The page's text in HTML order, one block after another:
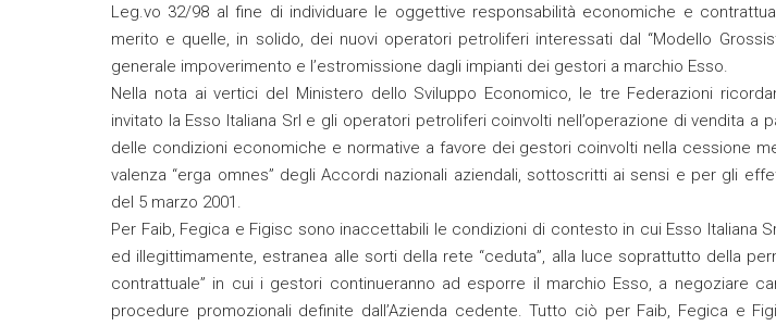
Leg.vo 32/98 al fine di individuare le oggettive responsabilità economiche e
merito e quelle, in solido, dei nuovi operatori petroliferi interessati dal “Modello
generale impoverimento e l’estromissione dagli impianti dei gestori a marchio Esso.
Nella nota ai vertici del Ministero dello Sviluppo Economico, le tre Federazioni
invitato la Esso Italiana Srl e gli operatori petroliferi coinvolti nell’operazione di vendita a
delle condizioni economiche e normative a favore dei gestori coinvolti nella cessione
valenza “erga omnes” degli Accordi nazionali aziendali, sottoscritti ai sensi e per gli
del 5 marzo 2001.
Per Faib, Fegica e Figisc sono inaccettabili le condizioni di contesto in cui Esso Italiana
ed illegittimamente, estranea alle sorti della rete “ceduta”, alla luce soprattutto della
contrattuale” in cui i gestori continueranno ad esporre il marchio Esso, a negoziare
procedure promozionali definite dall’Azienda cedente. Tutto ciò per Faib, Fegica e